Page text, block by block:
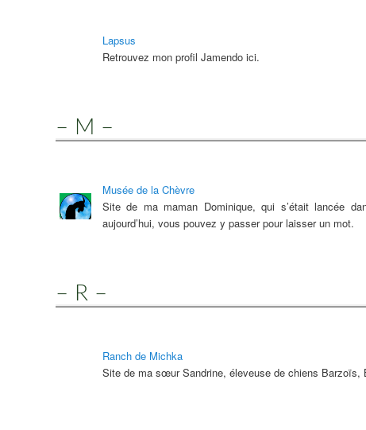
Lapsus
Retrouvez mon profil Jamendo ici.
– M –
Musée de la Chèvre
Site de ma maman Dominique, qui s’était lancée
aujourd’hui, vous pouvez y passer pour laisser un mot.
– R –
Ranch de Michka
Site de ma sœur Sandrine, éleveuse de chiens Barzoïs,